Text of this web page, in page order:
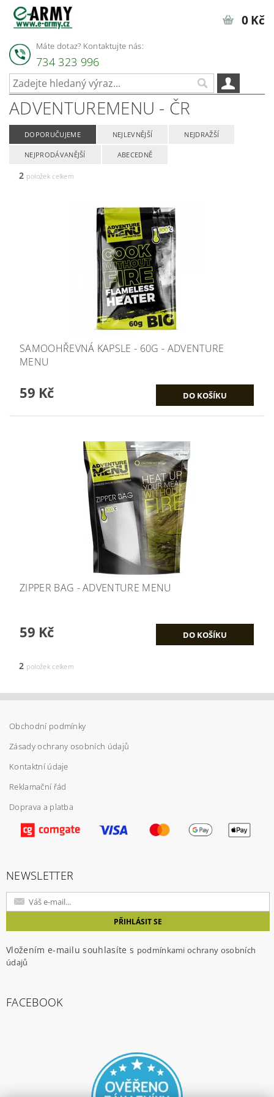
Máte dotaz? Kontaktujte nás:
734 323 996
0 Kč
ADVENTUREMENU - ČR
DOPORUČUJEME NEJLEVNĚJŠÍ NEJDRAŽŠÍ
NEJPRODÁVANĚJŠÍ ABECEDNĚ
2 položek celkem
SAMOOHŘEVNÁ KAPSLE - 60G - ADVENTURE
MENU
59 Kč
ZIPPER BAG - ADVENTURE MENU
59 Kč
2 položek celkem
Obchodní podmínky
Zásady ochrany osobních údajů
Kontaktní údaje
Reklamační řád
Doprava a platba
NEWSLETTER
Vložením e-mailu souhlasíte s podmínkami ochrany osobních
údajů
FACEBOOK